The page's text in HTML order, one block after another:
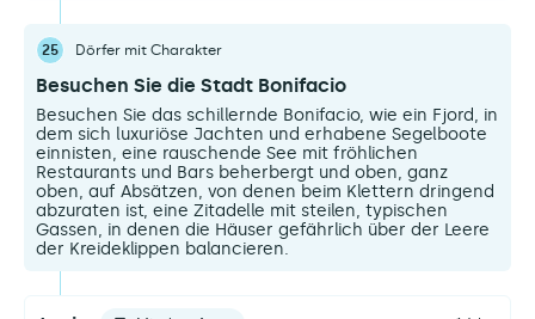
25 Dörfer mit Charakter
Besuchen Sie die Stadt Bonifacio
Besuchen Sie das schillernde Bonifacio, wie ein Fjord, in
dem sich luxuriöse Jachten und erhabene Segelboote
einnisten, eine rauschende See mit fröhlichen
Restaurants und Bars beherbergt und oben, ganz
oben, auf Absätzen, von denen beim Klettern dringend
abzuraten ist, eine Zitadelle mit steilen, typischen
Gassen, in denen die Häuser gefährlich über der Leere
der Kreideklippen balancieren.